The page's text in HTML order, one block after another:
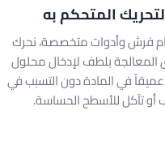
المتحكم به
فرش وأدوات متخصصة، نحرك
المعالجة بلطف لإدخال محلول
في المادة دون التسبب في
أو تآكل للأسطح الحساسة.